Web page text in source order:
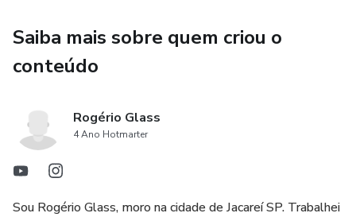
montagens com válvulas, Legal Né.....
Saiba mais sobre quem criou o
conteúdo
Rogério Glass
4 Ano Hotmarter
Sou Rogério Glass, moro na cidade de Jacareí SP. Trabalhei